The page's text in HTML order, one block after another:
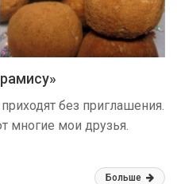
без приглашения.
многие мои друзья.
Больше